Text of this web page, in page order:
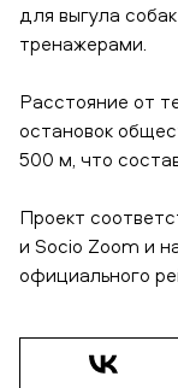
для выгула
тренажерами.
Расстояние от
остановок
500 м, что
Проект
и Socio Zoom и
официального